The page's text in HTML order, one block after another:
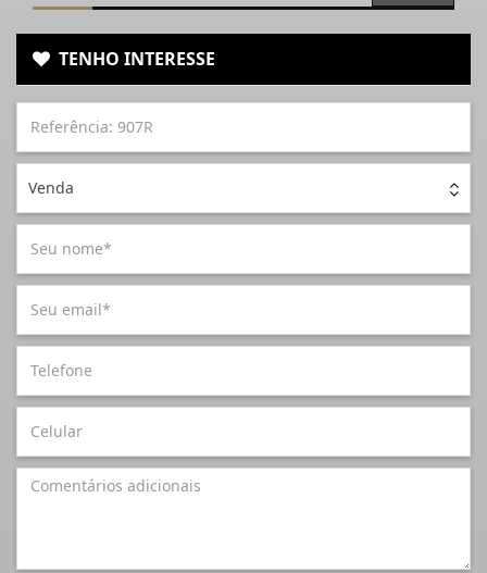
TENHO INTERESSE
Venda